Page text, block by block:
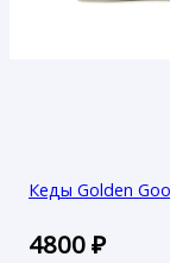
Кеды Golden
4800₽